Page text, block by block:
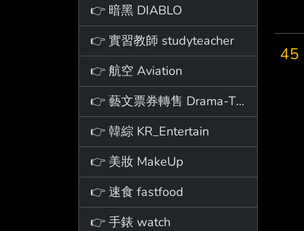
👉 暗黑 DIABLO
👉 實習教師 studyteacher
👉 航空 Aviation
👉 藝文票券轉售 Drama-Ticket
👉 韓綜 KR_Entertain
👉 美妝 MakeUp
👉 速食 fastfood
👉 手錶 watch
45